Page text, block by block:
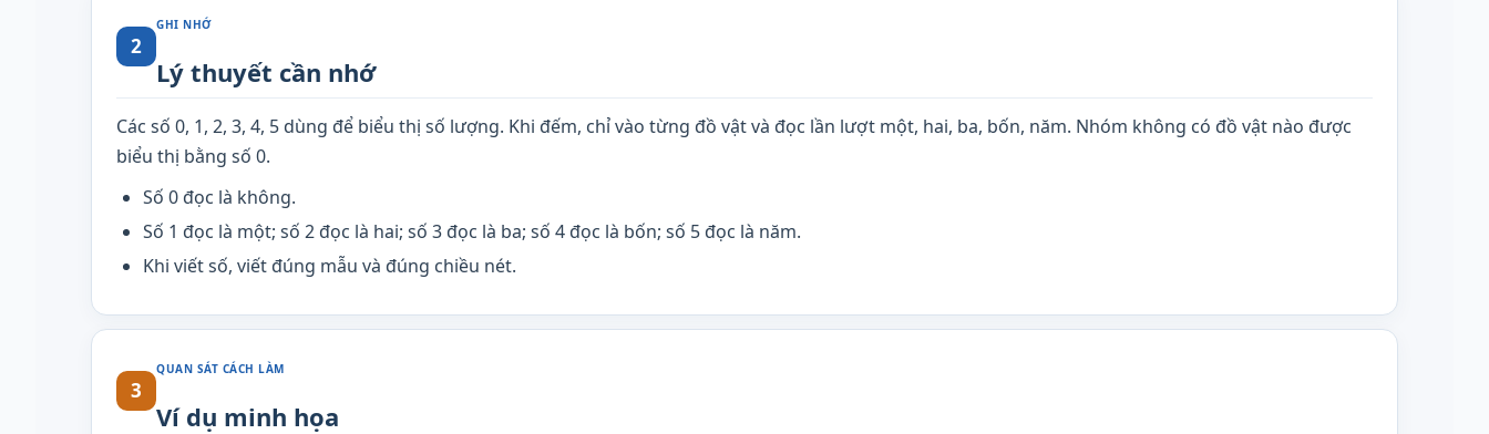
2
GHI NHỚ
Lý thuyết cần nhớ
Các số 0, 1, 2, 3, 4, 5 dùng để biểu thị số lượng. Khi đếm, chỉ vào từng đồ vật và đọc lần lượt một, hai, ba, bốn, năm. Nhóm không có đồ vật nào được
biểu thị bằng số 0.
Số 0 đọc là không.
Số 1 đọc là một; số 2 đọc là hai; số 3 đọc là ba; số 4 đọc là bốn; số 5 đọc là năm.
Khi viết số, viết đúng mẫu và đúng chiều nét.
3
QUAN SÁT CÁCH LÀM
Ví dụ minh họa